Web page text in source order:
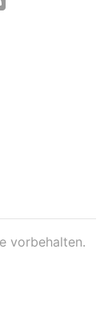
vorbehalten.